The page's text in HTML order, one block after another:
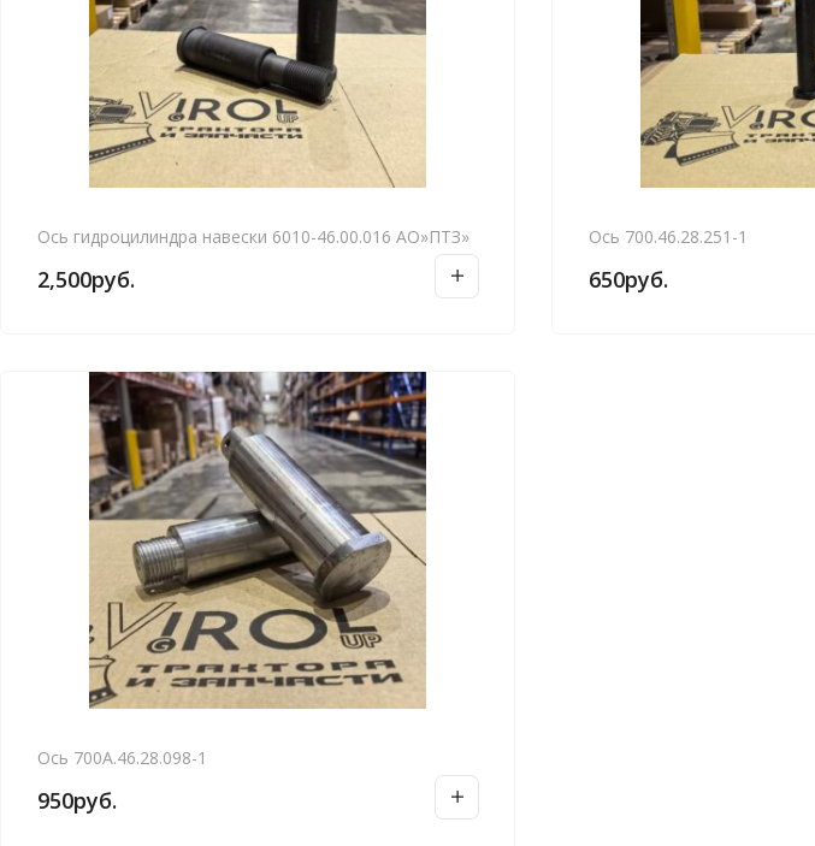
Ось гидроцилиндра навески 6010-46.00.016 АО»ПТЗ»
2,500руб.
Ось 700.46.28.251-1
650руб.
Ось 700А.46.28.098-1
950руб.